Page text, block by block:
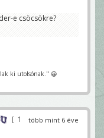
e csöcsökre?
ki utolsónak." 😀
több mint 6 éve
1